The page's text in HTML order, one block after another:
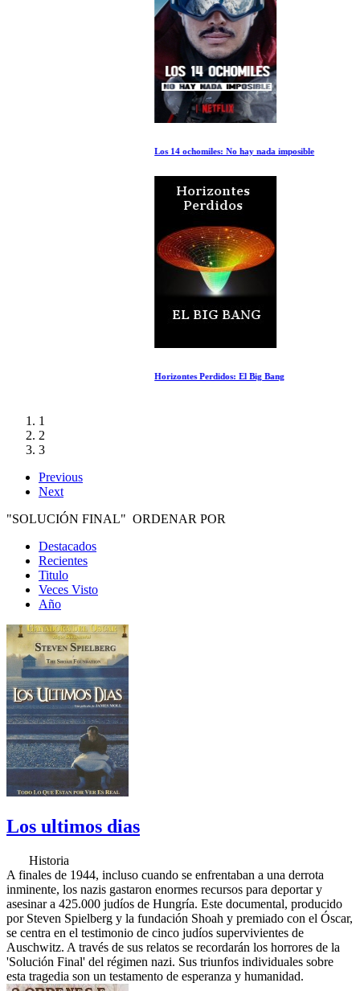
Los 14 ochomiles: No hay nada imposible
Horizontes Perdidos: El Big Bang
1
2
3
Previous
Next
"SOLUCIÓN FINAL" ORDENAR POR
Destacados
Recientes
Titulo
Veces Visto
Año
Los ultimos dias
Historia
A finales de 1944, incluso cuando se enfrentaban a una derrota
inminente, los nazis gastaron enormes recursos para deportar y
asesinar a 425.000 judíos de Hungría. Este documental, producido
por Steven Spielberg y la fundación Shoah y premiado con el Óscar,
se centra en el testimonio de cinco judíos supervivientes de
Auschwitz. A través de sus relatos se recordarán los horrores de la
'Solución Final' del régimen nazi. Sus triunfos individuales sobre
esta tragedia son un testamento de esperanza y humanidad.